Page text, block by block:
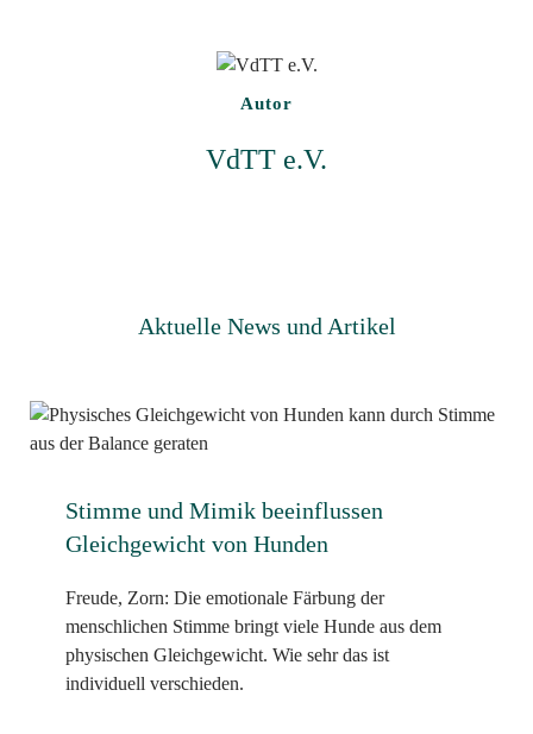
Autor
VdTT e.V.
Aktuelle News und Artikel
Stimme und Mimik beeinflussen
Gleichgewicht von Hunden
Freude, Zorn: Die emotionale Färbung der
menschlichen Stimme bringt viele Hunde aus dem
physischen Gleichgewicht. Wie sehr das ist
individuell verschieden.